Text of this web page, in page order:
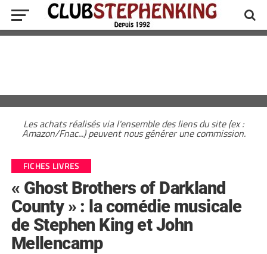
Les achats réalisés via l'ensemble des liens du site (ex :
Amazon/Fnac...) peuvent nous générer une commission.
FICHES LIVRES
« Ghost Brothers of Darkland
County » : la comédie musicale
de Stephen King et John
Mellencamp